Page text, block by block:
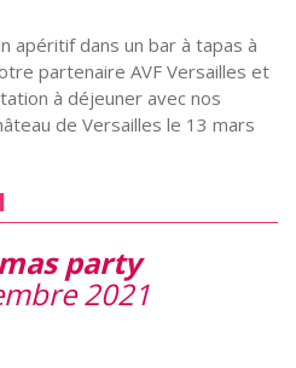
apéritif dans un bar à tapas à
partenaire AVF Versailles et
à déjeuner avec nos
de Versailles le 13 mars
party
2021